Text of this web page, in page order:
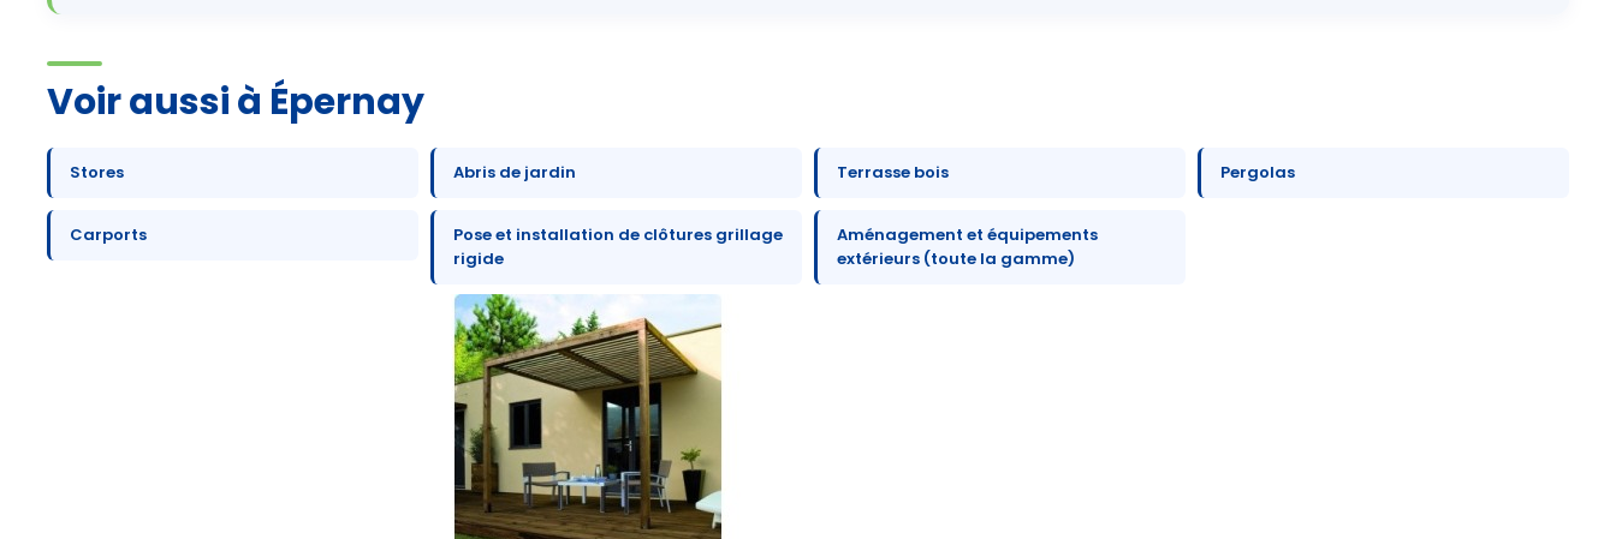
Voir aussi à Épernay
Stores Abris de jardin Terrasse bois Pergolas
Carports
Pose et installation de clôtures grillage
rigide
Aménagement et équipements
extérieurs (toute la gamme)